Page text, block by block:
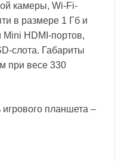
камеры, Wi-Fi-
в размере 1 Гб и
Mini HDMI-портов,
слота. Габариты
при весе 330
планшета –